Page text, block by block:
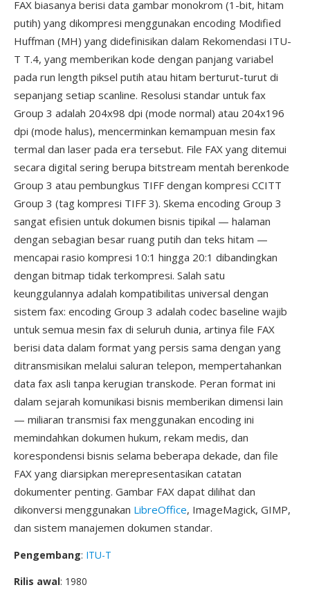
FAX biasanya berisi data gambar monokrom (1-bit, hitam
putih) yang dikompresi menggunakan encoding Modified
Huffman (MH) yang didefinisikan dalam Rekomendasi ITU-
T T.4, yang memberikan kode dengan panjang variabel
pada run length piksel putih atau hitam berturut-turut di
sepanjang setiap scanline. Resolusi standar untuk fax
Group 3 adalah 204x98 dpi (mode normal) atau 204x196
dpi (mode halus), mencerminkan kemampuan mesin fax
termal dan laser pada era tersebut. File FAX yang ditemui
secara digital sering berupa bitstream mentah berenkode
Group 3 atau pembungkus TIFF dengan kompresi CCITT
Group 3 (tag kompresi TIFF 3). Skema encoding Group 3
sangat efisien untuk dokumen bisnis tipikal — halaman
dengan sebagian besar ruang putih dan teks hitam —
mencapai rasio kompresi 10:1 hingga 20:1 dibandingkan
dengan bitmap tidak terkompresi. Salah satu
keunggulannya adalah kompatibilitas universal dengan
sistem fax: encoding Group 3 adalah codec baseline wajib
untuk semua mesin fax di seluruh dunia, artinya file FAX
berisi data dalam format yang persis sama dengan yang
ditransmisikan melalui saluran telepon, mempertahankan
data fax asli tanpa kerugian transkode. Peran format ini
dalam sejarah komunikasi bisnis memberikan dimensi lain
— miliaran transmisi fax menggunakan encoding ini
memindahkan dokumen hukum, rekam medis, dan
korespondensi bisnis selama beberapa dekade, dan file
FAX yang diarsipkan merepresentasikan catatan
dokumenter penting. Gambar FAX dapat dilihat dan
dikonversi menggunakan LibreOffice, ImageMagick, GIMP,
dan sistem manajemen dokumen standar.
Pengembang: ITU-T
Rilis awal: 1980